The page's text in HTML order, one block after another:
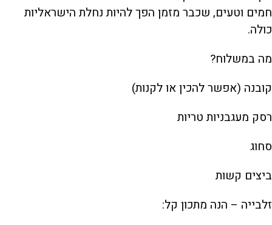
חמים וטעים, שכבר מזמן הפך להיות נחלת הישראליות
כולה.
מה במשלוח?
קובנה (אפשר להכין או לקנות)
רסק מעגבניות טריות
סחוג
ביצים קשות
זלבייה – הנה מתכון קל: